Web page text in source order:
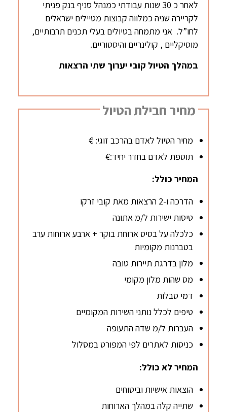
לאחר כ 30 שנות עבודתי כמנהל סניף בנק פניתי
לקריירה שניה כמלווה קבוצות מטיילים ישראלים
לחו”ל. אני מתמחה בטיולים בעלי תכנים תרבותיים,
מוסיקליים , קולינריים והיסטוריים.
במהלך הטיול קובי יערוך שתי הרצאות
מחיר חבילת הטיול
מחיר הטיול לאדם בהרכב זוגי: €
תוספת לאדם בחדר יחיד:€
המחיר לא כולל:
הוצאות אישיות וביטוחים
שתייה קלה במהלך הארוחות
המחיר כולל:
הדרכה ו-2 הרצאות מאת קובי זרקו
טיסות ישירות ל/מ אתונה
כלכלה על בסיס ארוחת בוקר + ארבע ארוחות ערב
בטברנות מקומיות
מלון בדרגת תיירות טובה
מס שהות מלון מקומי
דמי סבלות
טיפים לכלל נותני השירות המקומיים
העברות ל/מ שדה התעופה
כניסות לאתרים לפי המפורט במסלול